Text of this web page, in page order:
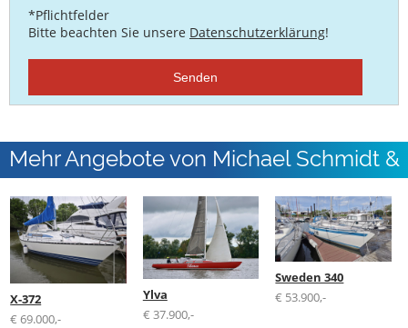
*Pflichtfelder
Bitte beachten Sie unsere Datenschutzerklärung!
Senden
Mehr Angebote von Michael Schmidt &
Partner
X-372
€ 69.000,-
Ylva
€ 37.900,-
Sweden 340
€ 53.900,-